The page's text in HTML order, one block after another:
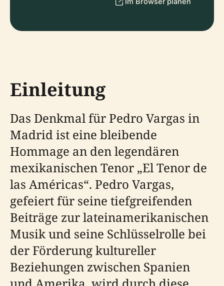
Einleitung
Das Denkmal für Pedro Vargas in
Madrid ist eine bleibende
Hommage an den legendären
mexikanischen Tenor „El Tenor de
las Américas“. Pedro Vargas,
gefeiert für seine tiefgreifenden
Beiträge zur lateinamerikanischen
Musik und seine Schlüsselrolle bei
der Förderung kultureller
Beziehungen zwischen Spanien